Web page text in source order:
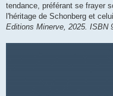
tendance, préférant se frayer
l'héritage de Schonberg et
Editions Minerve, 2025. ISBN